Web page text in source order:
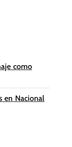
como
en Nacional